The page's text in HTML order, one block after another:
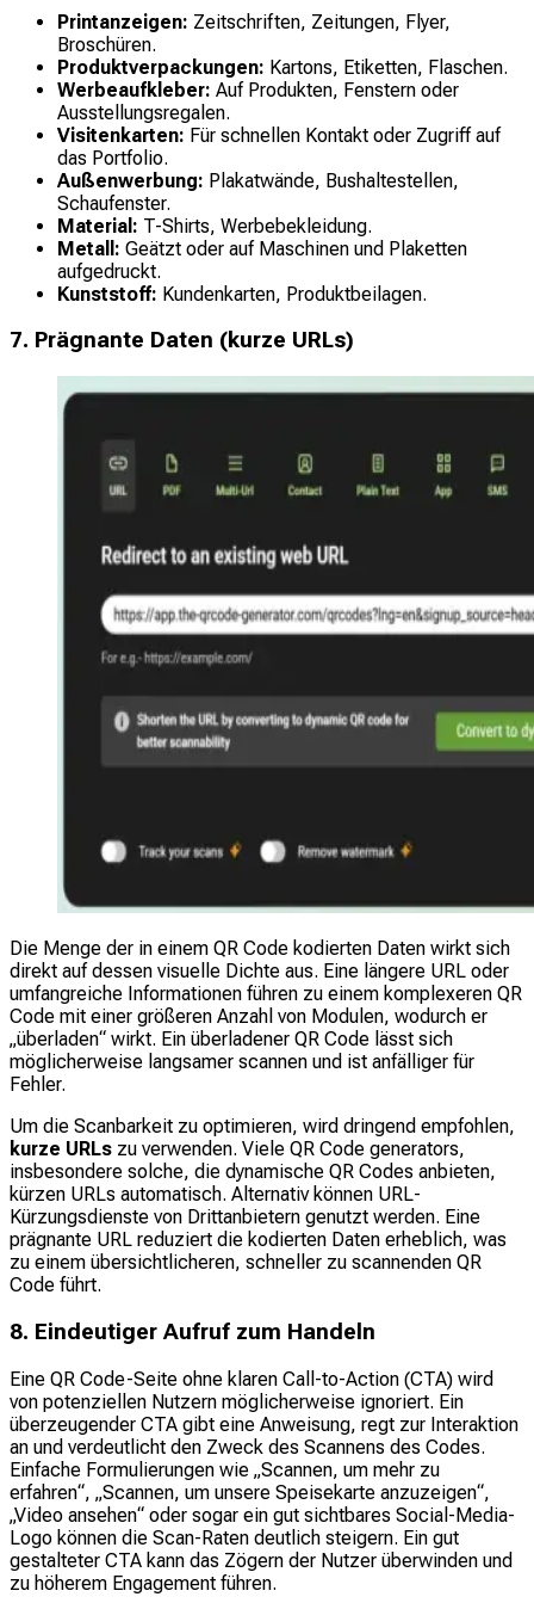
Printanzeigen: Zeitschriften, Zeitungen, Flyer,
Broschüren.
Produktverpackungen: Kartons, Etiketten, Flaschen.
Werbeaufkleber: Auf Produkten, Fenstern oder
Ausstellungsregalen.
Visitenkarten: Für schnellen Kontakt oder Zugriff auf
das Portfolio.
Außenwerbung: Plakatwände, Bushaltestellen,
Schaufenster.
Material: T-Shirts, Werbebekleidung.
Metall: Geätzt oder auf Maschinen und Plaketten
aufgedruckt.
Kunststoff: Kundenkarten, Produktbeilagen.
7. Prägnante Daten (kurze URLs)
Die Menge der in einem QR Code kodierten Daten wirkt sich
direkt auf dessen visuelle Dichte aus. Eine längere URL oder
umfangreiche Informationen führen zu einem komplexeren QR
Code mit einer größeren Anzahl von Modulen, wodurch er
„überladen“ wirkt. Ein überladener QR Code lässt sich
möglicherweise langsamer scannen und ist anfälliger für
Fehler.
Um die Scanbarkeit zu optimieren, wird dringend empfohlen,
kurze URLs zu verwenden. Viele QR Code generators,
insbesondere solche, die dynamische QR Codes anbieten,
kürzen URLs automatisch. Alternativ können URL-
Kürzungsdienste von Drittanbietern genutzt werden. Eine
prägnante URL reduziert die kodierten Daten erheblich, was
zu einem übersichtlicheren, schneller zu scannenden QR
Code führt.
8. Eindeutiger Aufruf zum Handeln
Eine QR Code-Seite ohne klaren Call-to-Action (CTA) wird
von potenziellen Nutzern möglicherweise ignoriert. Ein
überzeugender CTA gibt eine Anweisung, regt zur Interaktion
an und verdeutlicht den Zweck des Scannens des Codes.
Einfache Formulierungen wie „Scannen, um mehr zu
erfahren“, „Scannen, um unsere Speisekarte anzuzeigen“,
„Video ansehen“ oder sogar ein gut sichtbares Social-Media-
Logo können die Scan-Raten deutlich steigern. Ein gut
gestalteter CTA kann das Zögern der Nutzer überwinden und
zu höherem Engagement führen.